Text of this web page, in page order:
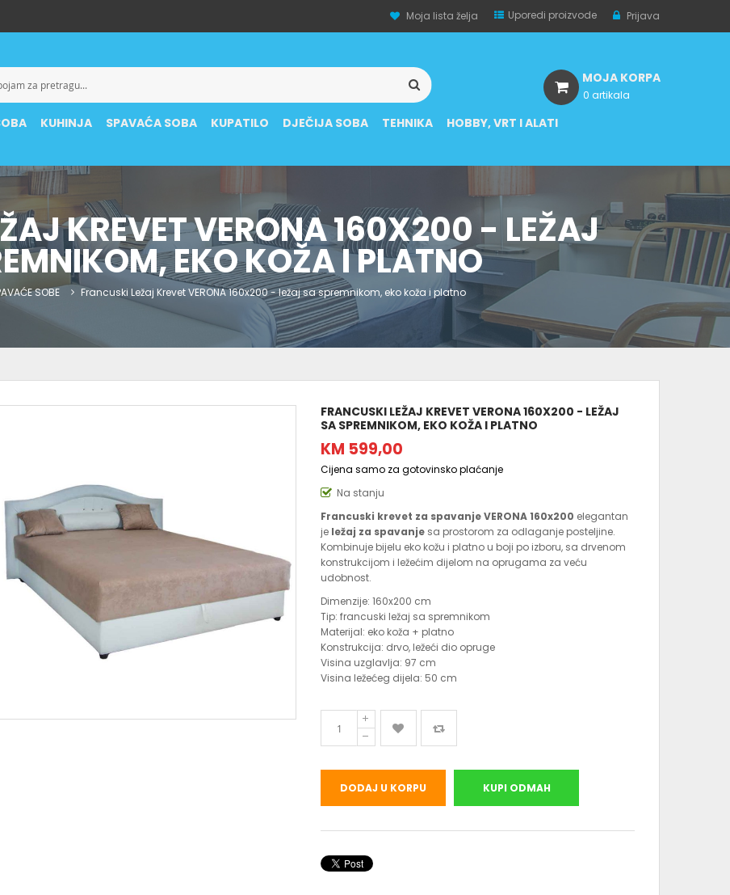
Moja lista želja Uporedi proizvode Prijava
KUHINJA SPAVAĆA SOBA KUPATILO DJEČIJA SOBA TEHNIKA HOBBY, VRT I ALATI
MOJA KORPA
0 artikala
KREVET VERONA 160X200 - LEŽAJ
EKO KOŽA I PLATNO
SOBE Francuski Ležaj Krevet VERONA 160x200 - ležaj sa spremnikom, eko koža i platno
FRANCUSKI LEŽAJ KREVET VERONA 160X200 - LEŽAJ
SA SPREMNIKOM, EKO KOŽA I PLATNO
KM 599,00
Cijena samo za gotovinsko plaćanje
Na stanju
Francuski krevet za spavanje VERONA 160x200 elegantan
je ležaj za spavanje sa prostorom za odlaganje posteljine.
Kombinuje bijelu eko kožu i platno u boji po izboru, sa drvenom
konstrukcijom i ležećim dijelom na oprugama za veću
udobnost.
Dimenzije: 160x200 cm
Tip: francuski ležaj sa spremnikom
Materijal: eko koža + platno
Konstrukcija: drvo, ležeći dio opruge
Visina uzglavlja: 97 cm
Visina ležećeg dijela: 50 cm
DODAJ U KORPU KUPI ODMAH